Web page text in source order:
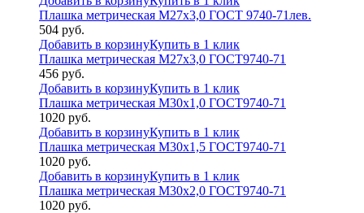
Плашка метрическая М27х3,0 ГОСТ 9740-71лев.
504 руб.
Добавить в корзинуКупить в 1 клик
Плашка метрическая М27х3,0 ГОСТ9740-71
456 руб.
Добавить в корзинуКупить в 1 клик
Плашка метрическая М30х1,0 ГОСТ9740-71
1020 руб.
Добавить в корзинуКупить в 1 клик
Плашка метрическая М30х1,5 ГОСТ9740-71
1020 руб.
Добавить в корзинуКупить в 1 клик
Плашка метрическая М30х2,0 ГОСТ9740-71
1020 руб.